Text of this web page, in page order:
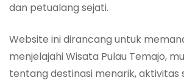
dan petualang sejati.
Website ini dirancang untuk
menjelajahi Wisata Pulau Temajo,
tentang destinasi menarik, aktivitas